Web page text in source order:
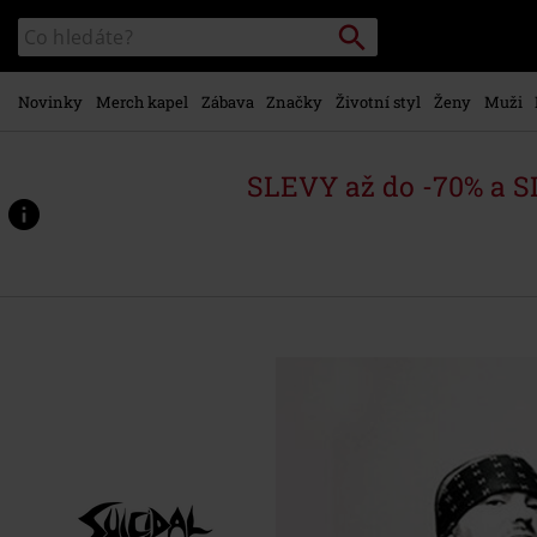
hlavnímu
obsahu
Katalog
vyhledávání
Vyhledávání
Novinky Merch kapel Zábava Značky Životní styl Ženy Muži
SLEVY až do -70% a